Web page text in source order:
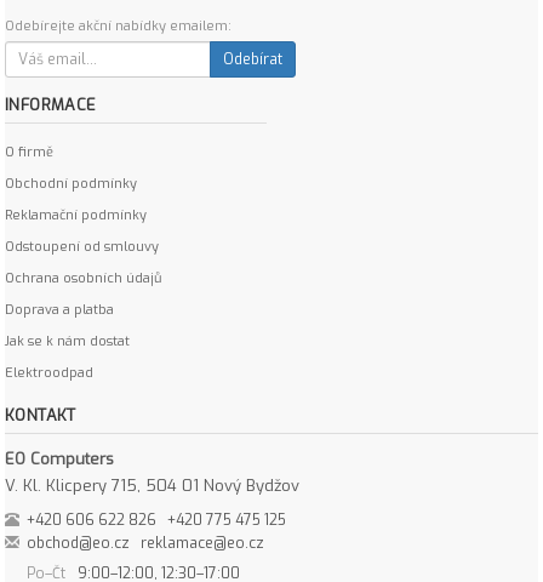
Odebírejte akční nabídky emailem:
Odebírat
INFORMACE
O firmě
Obchodní podmínky
Reklamační podmínky
Odstoupení od smlouvy
Ochrana osobních údajů
Doprava a platba
Jak se k nám dostat
Elektroodpad
KONTAKT
EO Computers
V. Kl. Klicpery 715, 504 01 Nový Bydžov
+420 606 622 826
+420 775 475 125
obchod@eo.cz
reklamace@eo.cz
Po–Čt
9:00–12:00, 12:30–17:00